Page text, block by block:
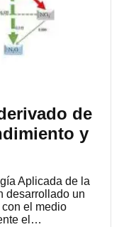
de
y
Aplicada de la
desarrollado un
el medio
el…